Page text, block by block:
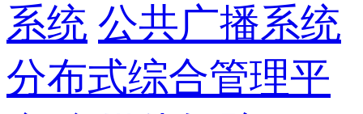
系统 公共广播系统
分布式综合管理平